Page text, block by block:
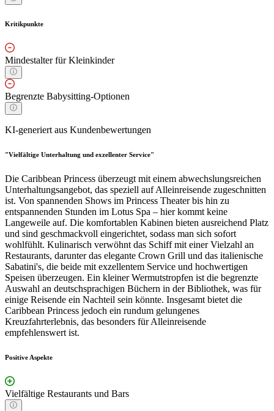
Kritikpunkte
Mindestalter für Kleinkinder
Begrenzte Babysitting-Optionen
KI-generiert aus Kundenbewertungen
"Vielfältige Unterhaltung und exzellenter Service"
Die Caribbean Princess überzeugt mit einem abwechslungsreichen
Unterhaltungsangebot, das speziell auf Alleinreisende zugeschnitten
ist. Von spannenden Shows im Princess Theater bis hin zu
entspannenden Stunden im Lotus Spa – hier kommt keine
Langeweile auf. Die komfortablen Kabinen bieten ausreichend Platz
und sind geschmackvoll eingerichtet, sodass man sich sofort
wohlfühlt. Kulinarisch verwöhnt das Schiff mit einer Vielzahl an
Restaurants, darunter das elegante Crown Grill und das italienische
Sabatini's, die beide mit exzellentem Service und hochwertigen
Speisen überzeugen. Ein kleiner Wermutstropfen ist die begrenzte
Auswahl an deutschsprachigen Büchern in der Bibliothek, was für
einige Reisende ein Nachteil sein könnte. Insgesamt bietet die
Caribbean Princess jedoch ein rundum gelungenes
Kreuzfahrterlebnis, das besonders für Alleinreisende
empfehlenswert ist.
Positive Aspekte
Vielfältige Restaurants und Bars